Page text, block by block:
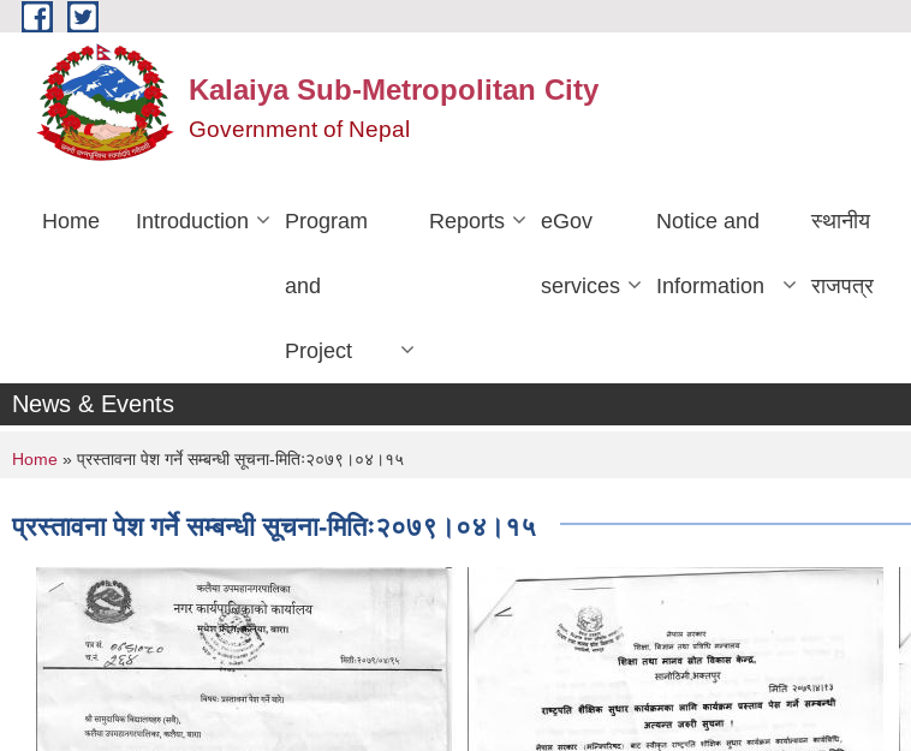
Skip to main content
Kalaiya Sub-Metropolitan City
Government of Nepal
Home Introduction Program
and
Project
Reports eGov
services
Notice and
Information
स्थानीय
राजपत्र
News & Events
You are here
Home » प्रस्तावना पेश गर्ने सम्बन्धी सूचना-मितिः२०७९।०४।१५
प्रस्तावना पेश गर्ने सम्बन्धी सूचना-मितिः२०७९।०४।१५